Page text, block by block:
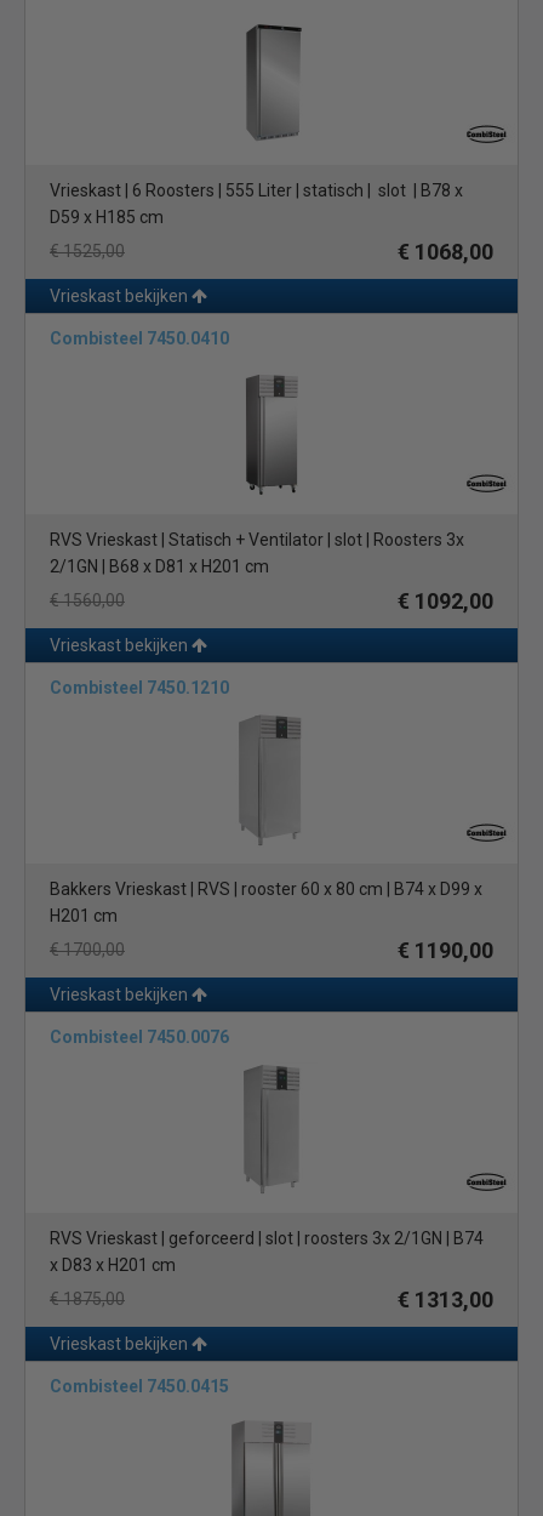
Vrieskast | 6 Roosters | 555 Liter | statisch | slot | B78 x
D59 x H185 cm
€ 1525,00
€ 1068,00
Vrieskast bekijken
Combisteel 7450.0410
RVS Vrieskast | Statisch + Ventilator | slot | Roosters 3x
2/1GN | B68 x D81 x H201 cm
€ 1560,00
€ 1092,00
Vrieskast bekijken
Combisteel 7450.1210
Bakkers Vrieskast | RVS | rooster 60 x 80 cm | B74 x D99 x
H201 cm
€ 1700,00
€ 1190,00
Vrieskast bekijken
Combisteel 7450.0076
RVS Vrieskast | geforceerd | slot | roosters 3x 2/1GN | B74
x D83 x H201 cm
€ 1875,00
€ 1313,00
Vrieskast bekijken
Combisteel 7450.0415